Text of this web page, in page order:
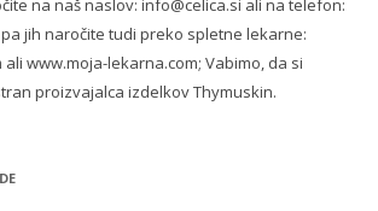
na naš naslov: info@celica.si ali na telefon:
pa jih naročite tudi preko spletne lekarne:
www.moja-lekarna.com; Vabimo, da si
proizvajalca izdelkov Thymuskin.